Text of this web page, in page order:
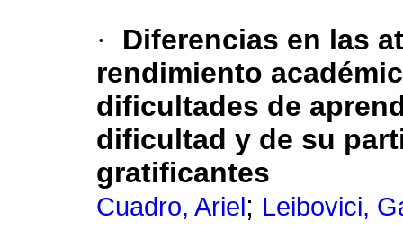
·
Diferencias en las
rendimiento
dificultades de
dificultad y de su
gratificantes
Cuadro, Ariel ; Leibovici,